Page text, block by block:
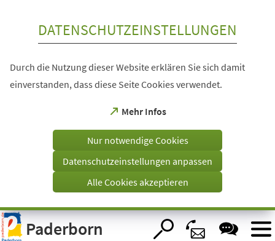
Visuelle
Assistenzsoftware
öffnen.
DATENSCHUTZEINSTELLUNGEN
Durch die Nutzung dieser Website erklären Sie sich damit
einverstanden, dass diese Seite Cookies verwendet.
Mehr Infos
(Öffnet
einem
Tab)
Nur notwendige Cookies
Datenschutzeinstellungen anpassen
Alle Cookies akzeptieren
Paderborn